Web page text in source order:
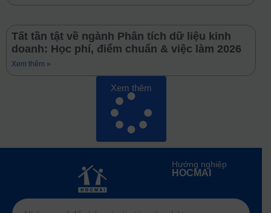
Tất tần tật về ngành Phân tích dữ liệu kinh
doanh: Học phí, điểm chuẩn & việc làm 2026
Xem thêm »
Xem thêm
Hướng nghiệp
HOCMAI